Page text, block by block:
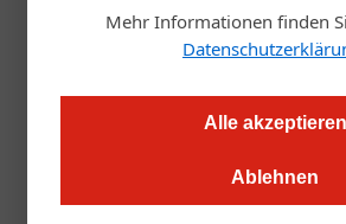
Mehr Informationen finden
Alle akzeptieren
Ablehnen
Alexander Grübling
Wenn das kein Grund zum Feiern ist.
Bürokratie und der Schutz der eigenen
begleiten die Branche seit der Stunde